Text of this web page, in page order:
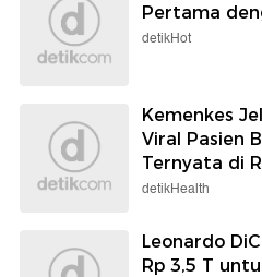
Pertama
detikHot
Kemenkes
Viral Pasien
Ternyata di
detikHealth
Leonardo
Rp 3,5 T